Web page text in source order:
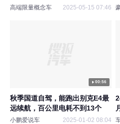
高端限量概念车 2025-05-15 07:46
00:56
秋季国道自驾，能跑出别克E4最
远续航，百公里电耗不到13个
小鹏爱说车 2025-01-02 08:04